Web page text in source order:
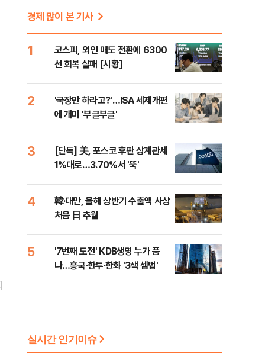
경제 많이 본 기사
1
코스피, 외인 매도 전환에 6300
선 회복 실패 [시황]
2
'국장만 하라고?'…ISA 세제개편
에 개미 '부글부글'
3
[단독] 美, 포스코 후판 상계관세
1%대로…3.70%서 '뚝'
4
韓·대만, 올해 상반기 수출액 사상
처음 日 추월
5
'7번째 도전' KDB생명 누가 품
나…흥국·한투·한화 '3색 셈법'